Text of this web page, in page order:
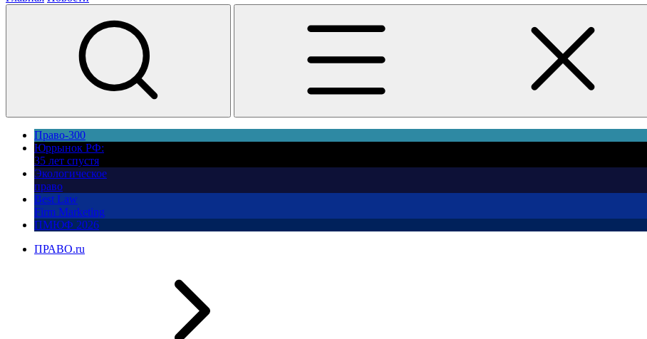
Право-300
Юррынок РФ:
35 лет спустя
Экологическое
право
Best Law
Firm Marketing
ПМЮФ 2026
ПРАВО.ru